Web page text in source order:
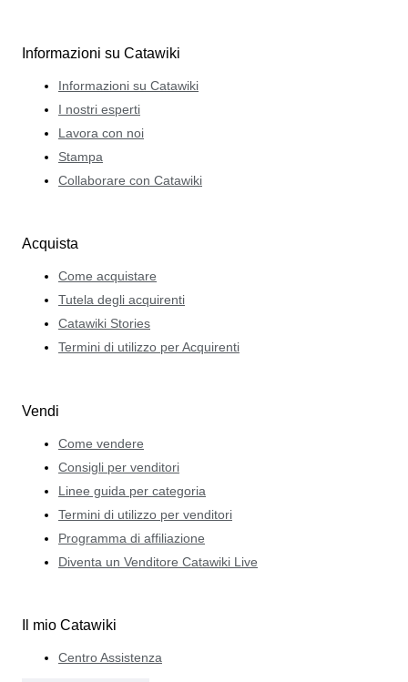
Informazioni su Catawiki
Informazioni su Catawiki
I nostri esperti
Lavora con noi
Stampa
Collaborare con Catawiki
Acquista
Come acquistare
Tutela degli acquirenti
Catawiki Stories
Termini di utilizzo per Acquirenti
Vendi
Come vendere
Consigli per venditori
Linee guida per categoria
Termini di utilizzo per venditori
Programma di affiliazione
Diventa un Venditore Catawiki Live
Il mio Catawiki
Centro Assistenza